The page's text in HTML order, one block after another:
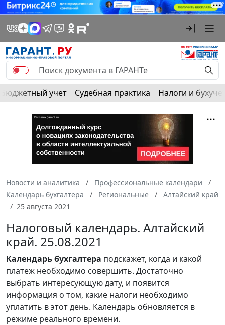
Бюджетный учет Судебная практика Налоги и
Новости и аналитика
Профессиональные календари
Календарь бухгалтера
Региональные
Алтайский край
25 августа 2021
Налоговый календарь. Алтайский
край. 25.08.2021
Календарьбухгалтера подскажет, когда и какой
платеж необходимо совершить. Достаточно
выбрать интересующую дату, и появится
информация о том, какие налоги необходимо
уплатить в этот день. Календарь обновляется в
режиме реального времени.